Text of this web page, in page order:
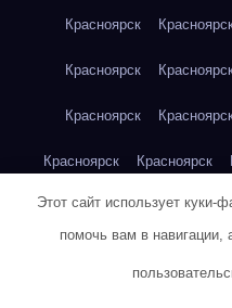
Красноярск
Красноярск
Красноярск
Красноярск Красноярск
Кукуруза Кукуруза
Этот сайт использует куки-
помочь вам в навигации,